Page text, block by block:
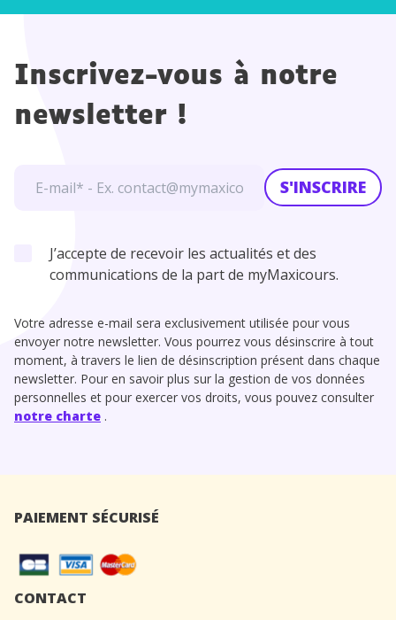
Inscrivez-vous à notre
newsletter !
S'INSCRIRE
J’accepte de recevoir les actualités et des
communications de la part de myMaxicours.
Votre adresse e-mail sera exclusivement utilisée pour vous
envoyer notre newsletter. Vous pourrez vous désinscrire à tout
moment, à travers le lien de désinscription présent dans chaque
newsletter. Pour en savoir plus sur la gestion de vos données
personnelles et pour exercer vos droits, vous pouvez consulter
notre charte .
PAIEMENT SÉCURISÉ
CONTACT